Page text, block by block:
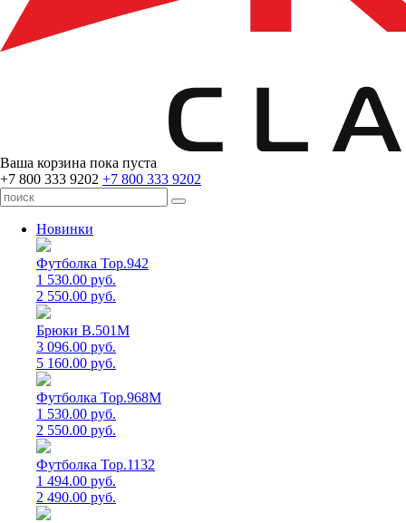
Ваша корзина пока пуста
+7 800 333 9202 +7 800 333 9202
Новинки
Футболка Top.942
1 530.00 руб.
2 550.00 руб.
Брюки B.501M
3 096.00 руб.
5 160.00 руб.
Футболка Top.968M
1 530.00 руб.
2 550.00 руб.
Футболка Top.1132
1 494.00 руб.
2 490.00 руб.